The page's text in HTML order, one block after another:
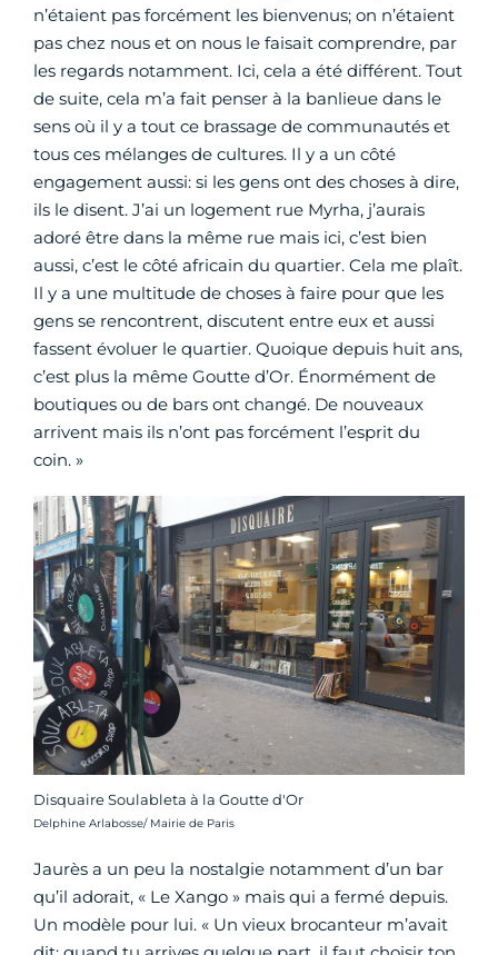
n’étaient pas forcément les bienvenus; on n’étaient
pas chez nous et on nous le faisait comprendre, par
les regards notamment. Ici, cela a été différent. Tout
de suite, cela m’a fait penser à la banlieue dans le
sens où il y a tout ce brassage de communautés et
tous ces mélanges de cultures. Il y a un côté
engagement aussi: si les gens ont des choses à dire,
ils le disent. J’ai un logement rue Myrha, j’aurais
adoré être dans la même rue mais ici, c’est bien
aussi, c’est le côté africain du quartier. Cela me plaît.
Il y a une multitude de choses à faire pour que les
gens se rencontrent, discutent entre eux et aussi
fassent évoluer le quartier. Quoique depuis huit ans,
c’est plus la même Goutte d’Or. Énormément de
boutiques ou de bars ont changé. De nouveaux
arrivent mais ils n’ont pas forcément l’esprit du
coin. »
Disquaire Soulableta à la Goutte d'Or
Crédit photo :
Delphine Arlabosse/ Mairie de Paris
Jaurès a un peu la nostalgie notamment d’un bar
qu’il adorait, « Le Xango » mais qui a fermé depuis.
Un modèle pour lui. « Un vieux brocanteur m’avait